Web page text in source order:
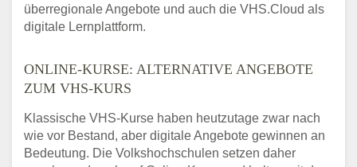
überregionale Angebote und auch die VHS.Cloud als
digitale Lernplattform.
ONLINE-KURSE: ALTERNATIVE ANGEBOTE
ZUM VHS-KURS
Klassische VHS-Kurse haben heutzutage zwar nach
wie vor Bestand, aber digitale Angebote gewinnen an
Bedeutung. Die Volkshochschulen setzen daher